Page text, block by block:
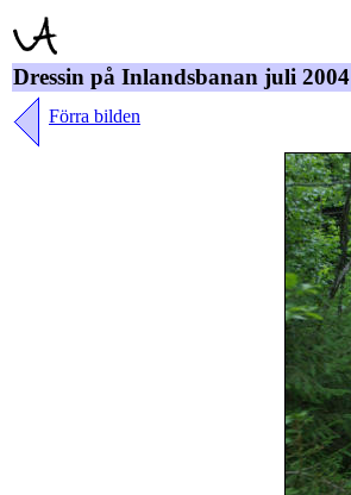
Dressin på Inlandsbanan juli 2004
Förra bilden